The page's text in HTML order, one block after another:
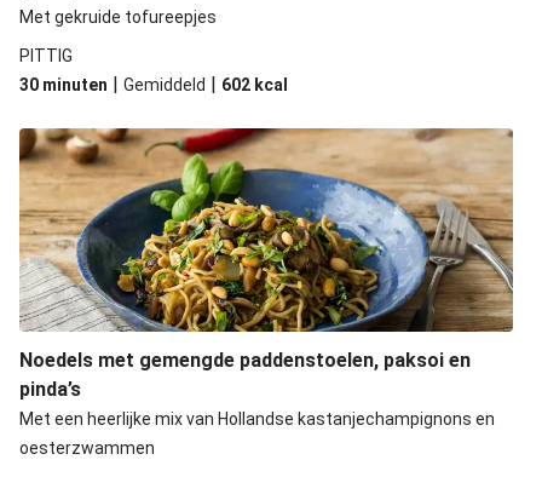
Met gekruide tofureepjes
PITTIG
30 minuten | Gemiddeld | 602 kcal
Noedels met gemengde paddenstoelen, paksoi en
pinda’s
Met een heerlijke mix van Hollandse kastanjechampignons en
oesterzwammen